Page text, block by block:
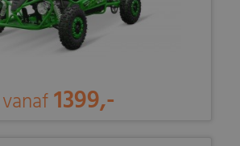
vanaf1399,-